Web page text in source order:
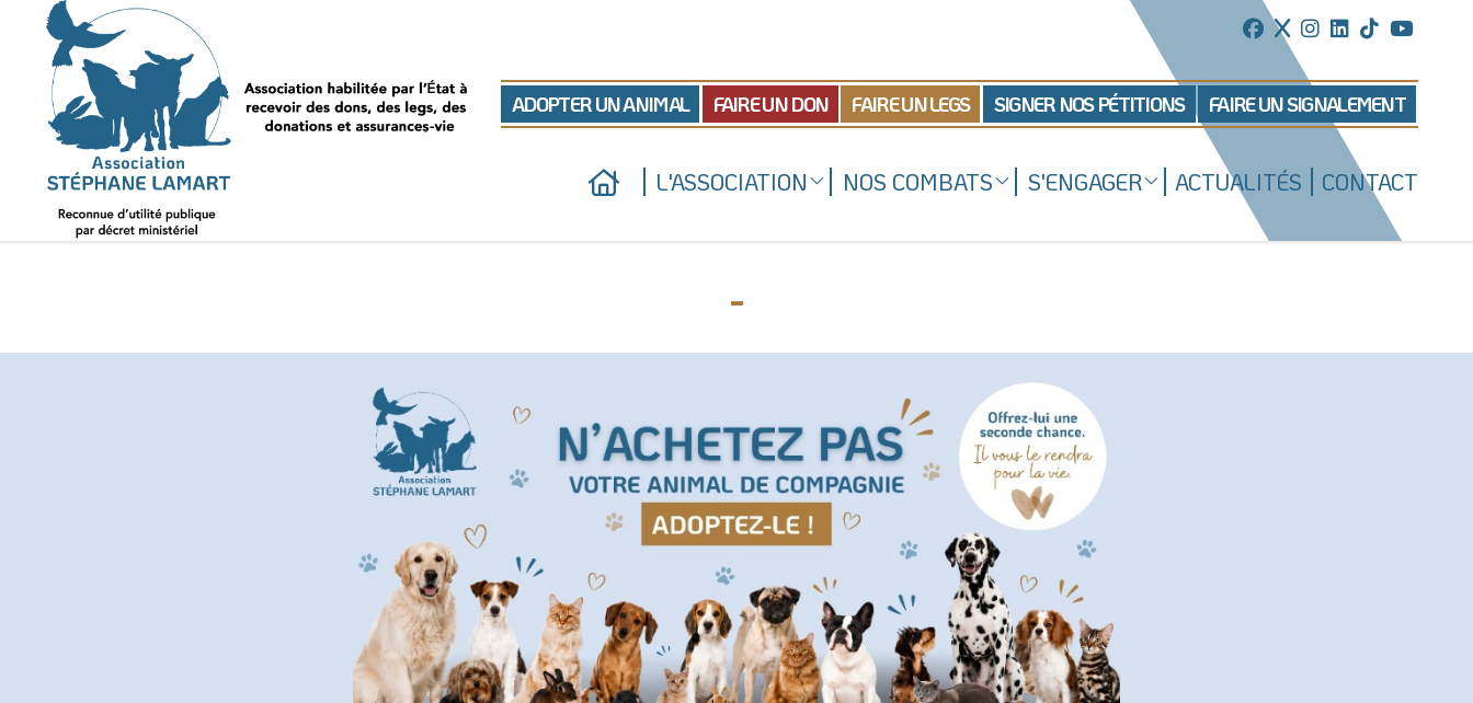
ADOPTER UN ANIMAL FAIRE UN DON FAIRE UN LEGS SIGNER NOS PÉTITIONS FAIRE UN SIGNALEMENT
L'ASSOCIATION
Nous soutenir
NOS COMBATS S'ENGAGER
Bénévoles dans nos refuges
Matériel militant
Salarié(e) / Stagiaire
ACTUALITÉS CONTACT
-